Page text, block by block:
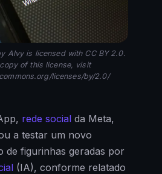
Alvy is licensed with CC BY 2.0.
of this license, visit
licenses/by/2.0/
rede socialda Meta,
a testar um novo
de figurinhas geradas por
(IA), conforme relatado